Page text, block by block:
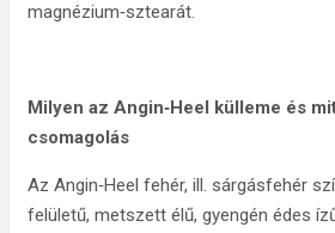
magnézium‑sztearát.
Milyen az Angin‑Heel külleme és
csomagolás
Az Angin‑Heel fehér, ill. sárgásfehér
felületű, metszett élű, gyengén édes